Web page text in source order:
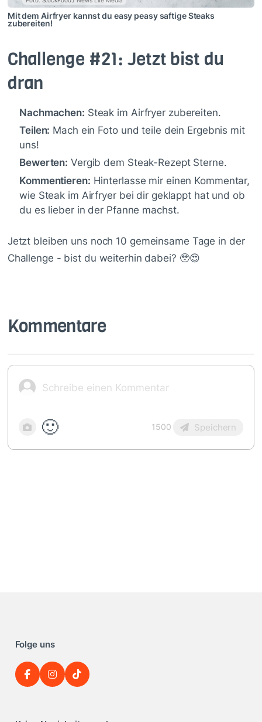
Mit dem Airfryer kannst du easy peasy saftige Steaks
zubereiten!
Challenge #21: Jetzt bist du
dran
Nachmachen: Steak im Airfryer zubereiten.
Teilen: Mach ein Foto und teile dein Ergebnis mit
uns!
Bewerten: Vergib dem Steak-Rezept Sterne.
Kommentieren: Hinterlasse mir einen Kommentar,
wie Steak im Airfryer bei dir geklappt hat und ob
du es lieber in der Pfanne machst.
Jetzt bleiben uns noch 10 gemeinsame Tage in der
Challenge - bist du weiterhin dabei? 🥹😍
Kommentare
🙂 1500 Speichern
Folge uns